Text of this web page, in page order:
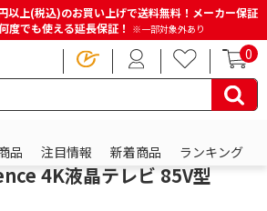
以上(税込)のお買い上げで送料無料！メーカー保証
度でも使える延長保証！ ※一部対象外あり
0
品 注目情報 新着商品 ランキング
ジ テレビ・レコーダー テレビ
4K液晶テレビ 85V型